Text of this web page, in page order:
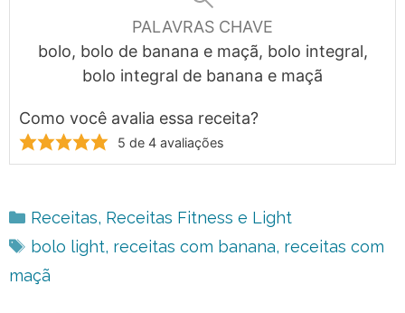
PALAVRAS CHAVE
bolo, bolo de banana e maçã, bolo integral,
bolo integral de banana e maçã
Como você avalia essa receita?
5 de 4avaliações
Categorias
Receitas, Receitas Fitness e Light
Tags
bolo light, receitas com banana, receitas com
maçã